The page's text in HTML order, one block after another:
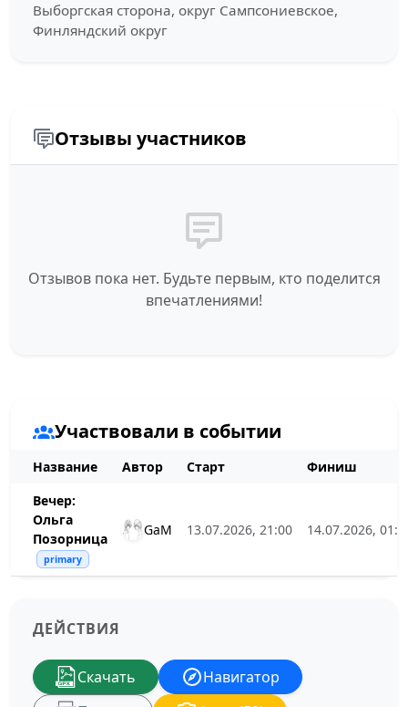
Выборгская сторона, округ Сампсониевское,
Финляндский округ
Отзывы участников
Отзывов пока нет. Будьте первым, кто поделится
впечатлениями!
Участвовали в событии
Название Автор Старт
Финиш
Вечер:
Ольга
Позорница
primary
GaM 13.07.2026, 21:00 14.07.2026,
ДЕЙСТВИЯ
Скачать
Навигатор